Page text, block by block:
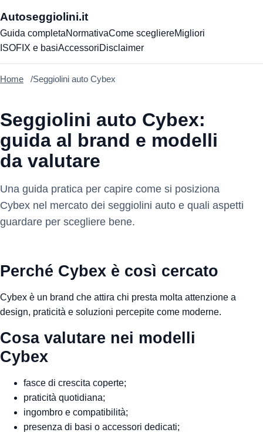
Autoseggiolini.it
Guida completaNormativaCome scegliereMigliori
ISOFIX e basiAccessoriDisclaimer
Home Seggiolini auto Cybex
Seggiolini auto Cybex:
guida al brand e modelli
da valutare
Una guida pratica per capire come si posiziona
Cybex nel mercato dei seggiolini auto e quali aspetti
guardare per scegliere bene.
Perché Cybex è così cercato
Cybex è un brand che attira chi presta molta attenzione a
design, praticità e soluzioni percepite come moderne.
Cosa valutare nei modelli
Cybex
fasce di crescita coperte;
praticità quotidiana;
ingombro e compatibilità;
presenza di basi o accessori dedicati;